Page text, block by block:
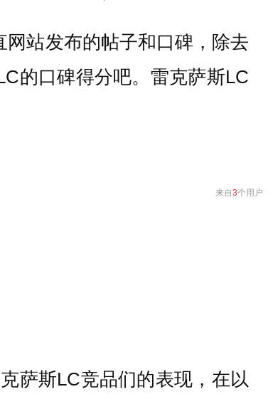
站发布的帖子和口碑，除去
的口碑得分吧。雷克萨斯LC
来自3个用户
萨斯LC竞品们的表现，在以